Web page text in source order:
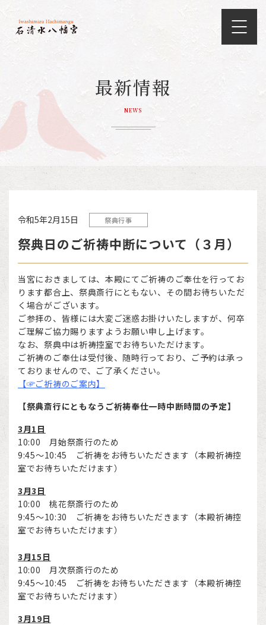
最新情報
NEWS
令和5年2月15日 祭典行事
祭典日のご祈祷中断について（３月）
当宮におきましては、本殿にてご祈祷のご奉仕を行ってお
ります都合上、祭典斎行にともない、その間お待ちいただ
く場合がございます。
ご参拝の、皆様には大変ご迷惑お掛けいたしますが、何卒
ご理解ご協力賜りますようお願い申し上げます。
なお、祭典中は祈祷控室でお待ちいただけます。
ご祈祷のご奉仕は受付後、随時行っており、ご予約は承っ
ておりませんので、ご了承ください。
【☞ご祈祷のご案内】
【祭典斎行にともなうご祈祷奉仕一時中断時間の予定】
3月1日
10:00 月始祭斎行のため
9:45～10:45
ご祈祷をお待ちいただきます （本殿祈祷控
室でお待ち いただけます）
3月3日
10:00 桃花祭斎行のため
9:45～10:30
ご祈祷をお待ちいただきます （本殿祈祷控
室でお待ち いただけます）
3月15日
10:00 月次祭斎行のため
9:45～10:45
ご祈祷をお待ちいただきます （本殿祈祷控
室でお待ち いただけます）
3月19日